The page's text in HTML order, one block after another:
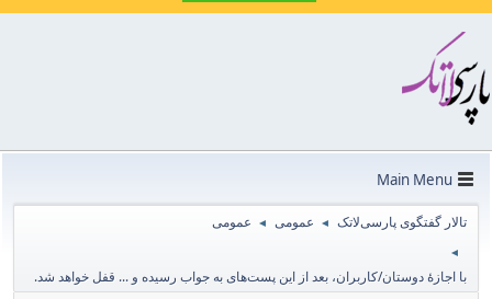
Main Menu
تالار گفتگوی پارسی‌لاتک ◄ عمومی ◄ عمومی
◄
با اجازهٔ دوستان/کاربران، بعد از این پست‌های به جواب رسیده و ... قفل خواهد شد.